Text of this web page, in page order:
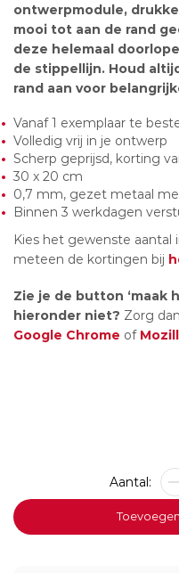
ontwerpmodule,
mooi tot aan de rand
deze helemaal
de stippellijn. Houd
rand aan voor
Vanaf 1 exemplaar te
Volledig vrij in je ontwerp
Scherp geprijsd, korting
30 x 20 cm
0,7 mm, gezet metaal
Binnen 3 werkdagen
Kies het gewenste aantal
meteen de kortingen bij
Zie je de button ‘maak
hieronder niet? Zorg
Google Chrome of
-